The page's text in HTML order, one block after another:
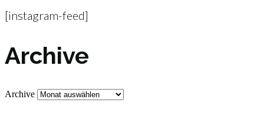
[instagram-feed]
Archive
Archive